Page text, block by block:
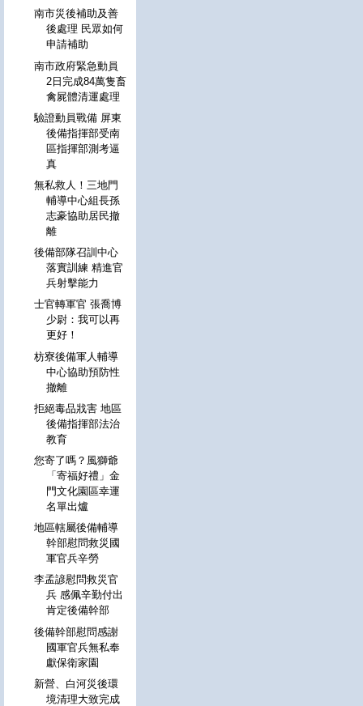
南市災後補助及善
後處理 民眾如何
申請補助
南市政府緊急動員
2日完成84萬隻畜
禽屍體清運處理
驗證動員戰備 屏東
後備指揮部受南
區指揮部測考逼
真
無私救人！三地門
輔導中心組長孫
志豪協助居民撤
離
後備部隊召訓中心
落實訓練 精進官
兵射擊能力
士官轉軍官 張喬博
少尉：我可以再
更好！
枋寮後備軍人輔導
中心協助預防性
撤離
拒絕毒品戕害 地區
後備指揮部法治
教育
您寄了嗎？風獅爺
「寄福好禮」金
門文化園區幸運
名單出爐
地區轄屬後備輔導
幹部慰問救災國
軍官兵辛勞
李孟諺慰問救災官
兵 感佩辛勤付出
肯定後備幹部
後備幹部慰問感謝
國軍官兵無私奉
獻保衛家園
新營、白河災後環
境清理大致完成